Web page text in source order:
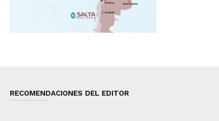
RECOMENDACIONES DEL EDITOR